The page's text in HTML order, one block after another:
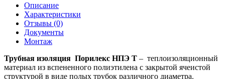
Описание
Характеристики
Отзывы (0)
Документы
Монтаж
Трубная изоляция Порилекс НПЭ Т – теплоизоляционный
материал из вспененного полиэтилена с закрытой ячеистой
структурой в виде полых трубок различного диаметра.